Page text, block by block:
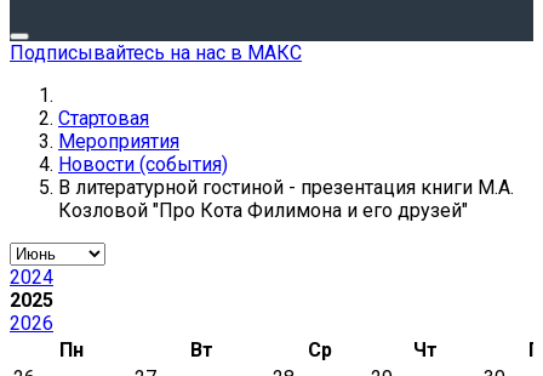
Подписывайтесь на нас в МАКС
Стартовая
Мероприятия
Новости (события)
В литературной гостиной - презентация книги М.А.
Козловой "Про Кота Филимона и его друзей"
2024
2025
2026
Пн
Вт Ср Чт